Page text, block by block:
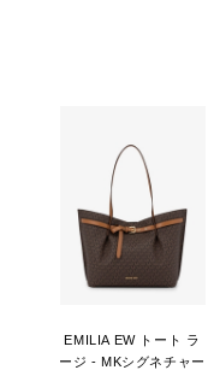
EMILIA EW トート ラ
ージ - MKシグネチャー